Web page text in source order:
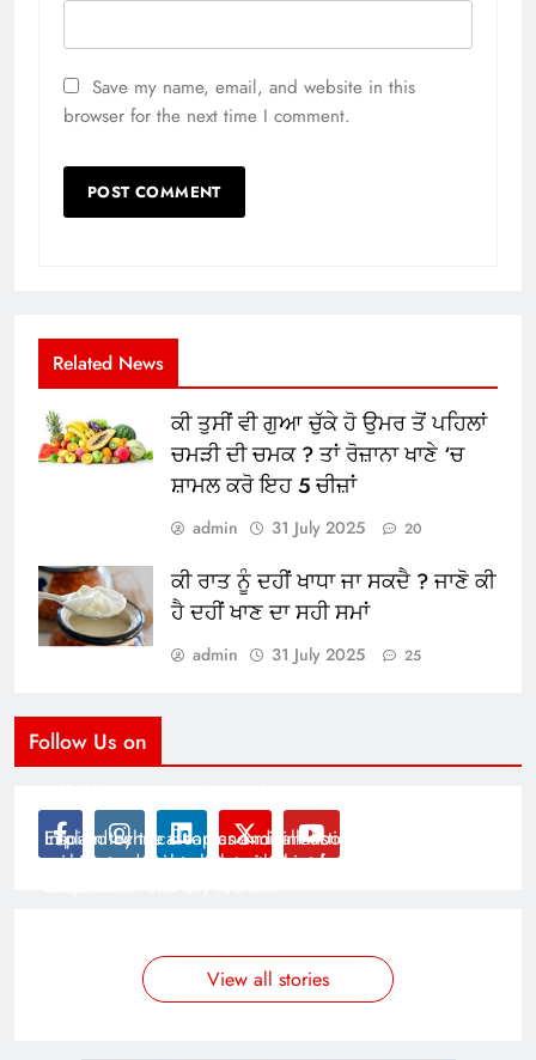
Save my name, email, and website in this
browser for the next time I comment.
Related News
ਕੀ ਤੁਸੀਂ ਵੀ ਗੁਆ ਚੁੱਕੇ ਹੋ ਉਮਰ ਤੋਂ ਪਹਿਲਾਂ
ਚਮੜੀ ਦੀ ਚਮਕ ? ਤਾਂ ਰੋਜ਼ਾਨਾ ਖਾਣੇ ‘ਚ
ਸ਼ਾਮਲ ਕਰੋ ਇਹ 5 ਚੀਜ਼ਾਂ
admin 31 July 2025 20
ਕੀ ਰਾਤ ਨੂੰ ਦਹੀਂ ਖਾਧਾ ਜਾ ਸਕਦੈ ? ਜਾਣੋ ਕੀ
ਹੈ ਦਹੀਂ ਖਾਣ ਦਾ ਸਹੀ ਸਮਾਂ
admin 31 July 2025 25
Follow Us on
Inspired by the clean and minimalistic look of modern
architecture, this template is great for creating stories
Explain technical topics and talk about the latest in
science and technology with this clean and futuristic
View all stories